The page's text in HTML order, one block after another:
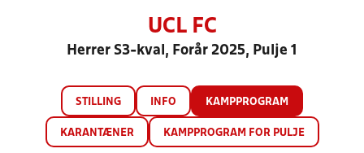
UCL FC
Herrer S3-kval, Forår 2025, Pulje 1
STILLING INFO KAMPPROGRAM
KARANTÆNER KAMPPROGRAM FOR PULJE